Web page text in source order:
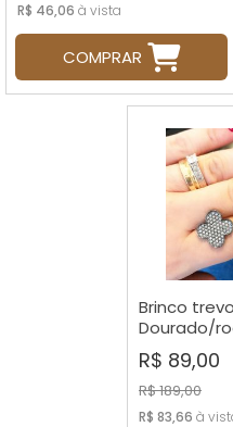
R$ 46,06 à vista
COMPRAR
Brinco
Dourado/
negro
R$ 89,00
R$ 189,00
R$ 83,66 à